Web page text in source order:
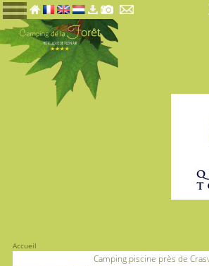
Accueil
Camping piscine près de